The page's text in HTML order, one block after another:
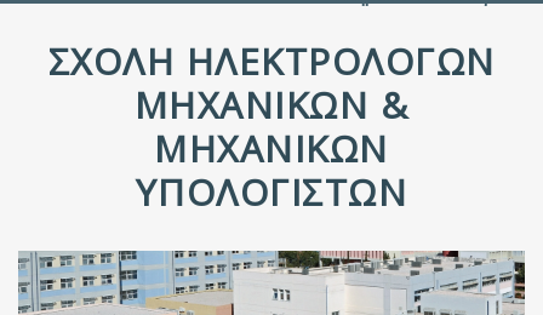
ΣΧΟΛΉ ΗΛΕΚΤΡΟΛΌΓΩΝ
ΜΗΧΑΝΙΚΏΝ &
ΜΗΧΑΝΙΚΏΝ
ΥΠΟΛΟΓΙΣΤΏΝ